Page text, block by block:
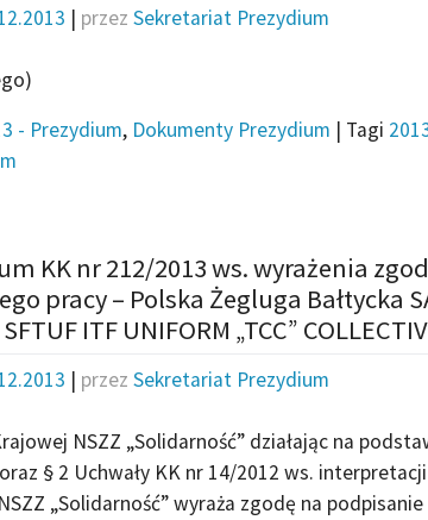
| przez Sekretariat Prezydium
- Prezydium, Dokumenty Prezydium | Tagi
KK nr 212/2013 ws. wyrażenia
pracy – Polska Żegluga Bałtycka
ITF UNIFORM „TCC”
| przez Sekretariat Prezydium
NSZZ „Solidarność” działając na
§ 2 Uchwały KK nr 14/2012 ws.
„Solidarność” wyraża zgodę na